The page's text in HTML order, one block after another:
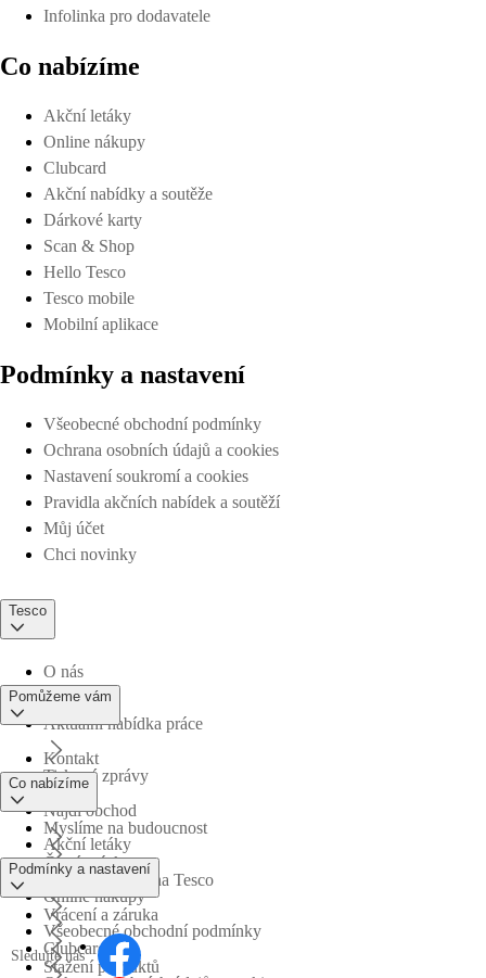
Infolinka pro dodavatele
Co nabízíme
Akční letáky
Online nákupy
Clubcard
Akční nabídky a soutěže
Dárkové karty
Scan & Shop
Hello Tesco
Tesco mobile
Mobilní aplikace
Podmínky a nastavení
Všeobecné obchodní podmínky
Ochrana osobních údajů a cookies
Nastavení soukromí a cookies
Pravidla akčních nabídek a soutěží
Můj účet
Chci novinky
Tesco
O nás
Aktuální nabídka práce
Tiskové zprávy
Myslíme na budoucnost
Obchodní skupina Tesco
Pomůžeme vám
Kontakt
Najdi obchod
Časté otázky
Vrácení a záruka
Stažení produktů
Co nabízíme
Akční letáky
Online nákupy
Clubcard
Podmínky a nastavení
Všeobecné obchodní podmínky
Sledujte nás